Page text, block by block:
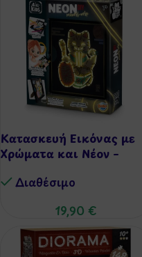
Κατασκευή Εικόνας με
Χρώματα και Νέον –
Διαθέσιμo
19,90 €